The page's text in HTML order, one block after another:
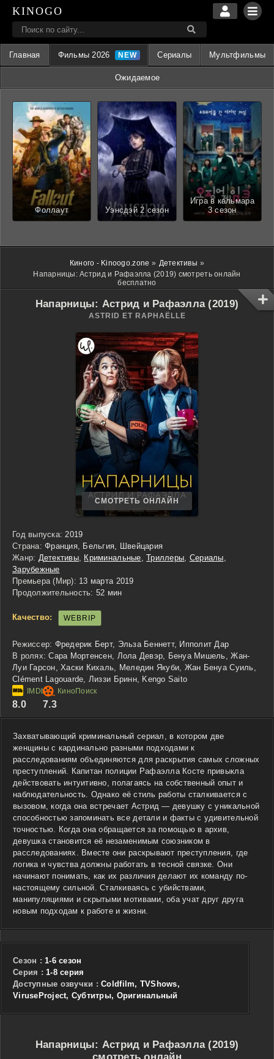
KINOGO
Главная Фильмы 2026 Сериалы Мультфильмы
Ожидаемое
Фоллаут Уэнсдэй 2 сезон
Игра в кальмара
3 сезон
Киного - Kinoogo.zone » Детективы »
Напарницы: Астрид и Рафаэлла (2019) смотреть онлайн
бесплатно
Напарницы: Астрид и Рафаэлла (2019)
ASTRID ET RAPHAËLLE
СМОТРЕТЬ ОНЛАЙН
Год выпуска: 2019
Страна: Франция, Бельгия, Швейцария
Жанр: Детективы, Криминальные ,Триллеры Сериалы
Зарубежные
Премьера (Мир): 13 марта 2019
Продолжительность: 52 мин
Качество: WEBRIP
Режиссер: Фредерик Берт, Эльза Беннетт, Ипполит Дар
В ролях: Сара Мортенсен, Лола Девэр, Бенуа Мишель, Жан-
Луи Гарсон, Хаски Кихаль, Меледин Якуби, Жан Бенуа Суиль,
Clément Lagouarde, Лиззи Бринн, Kengo Saito
8.0 7.3
Захватывающий криминальный сериал, в котором две
женщины с кардинально разными подходами к
расследованиям объединяются для раскрытия самых сложных
преступлений. Капитан полиции Рафаэлла Косте привыкла
действовать интуитивно, полагаясь на собственный опыт и
наблюдательность. Однако её стиль работы сталкивается с
вызовом, когда она встречает Астрид — девушку с уникальной
способностью запоминать все детали и факты с удивительной
точностью. Когда она обращается за помощью в архив,
девушка становится её незаменимым союзником в
расследованиях. Вместе они раскрывают преступления, где
логика и чувства должны работать в тесной связке. Они
начинают понимать, как их различия делают их команду по-
настоящему сильной. Сталкиваясь с убийствами,
манипуляциями и скрытыми мотивами, оба учат друг друга
новым подходам к работе и жизни.
Сезон : 1-6 сезон
Cерия : 1-8 серия
Доступные озвучки : Coldfilm, TVShows,
ViruseProject, Субтитры, Оригинальный
Напарницы: Астрид и Рафаэлла (2019)
смотреть онлайн